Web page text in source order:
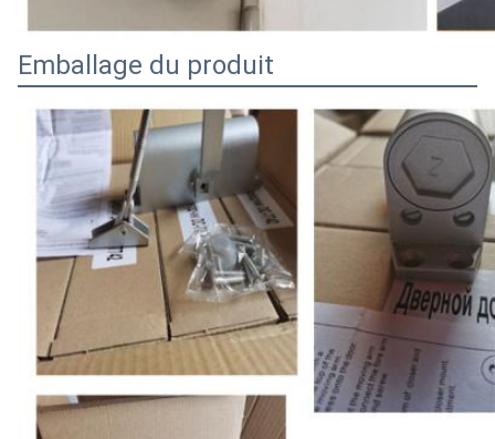
Emballage du produit